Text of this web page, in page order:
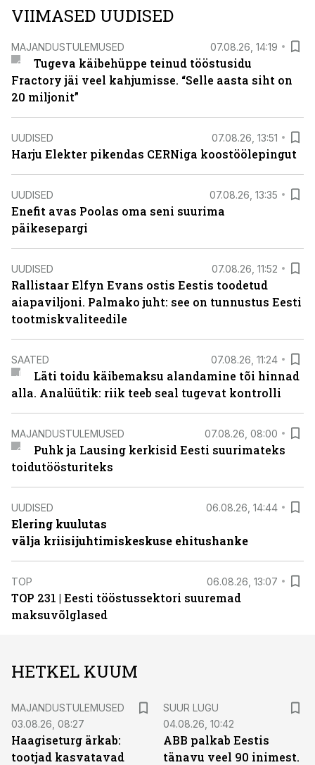
VIIMASED UUDISED
MAJANDUSTULEMUSED 07.08.26, 14:19
Tugeva käibehüppe teinud tööstusidu
Fractory jäi veel kahjumisse. “Selle aasta siht on
20 miljonit”
UUDISED 07.08.26, 13:51
Harju Elekter pikendas CERNiga koostöölepingut
UUDISED 07.08.26, 13:35
Enefit avas Poolas oma seni suurima
päikesepargi
UUDISED 07.08.26, 11:52
Rallistaar Elfyn Evans ostis Eestis toodetud
aiapaviljoni. Palmako juht: see on tunnustus Eesti
tootmiskvaliteedile
SAATED 07.08.26, 11:24
Läti toidu käibemaksu alandamine tõi hinnad
alla. Analüütik: riik teeb seal tugevat kontrolli
MAJANDUSTULEMUSED 07.08.26, 08:00
Puhk ja Lausing kerkisid Eesti suurimateks
toidutöösturiteks
UUDISED 06.08.26, 14:44
Elering kuulutas
välja kriisijuhtimiskeskuse ehitushanke
TOP 06.08.26, 13:07
TOP 231 | Eesti tööstussektori suuremad
maksuvõlglased
HETKEL KUUM
MAJANDUSTULEMUSED
03.08.26, 08:27
Haagiseturg ärkab:
tootjad kasvatavad
SUUR LUGU
04.08.26, 10:42
ABB palkab Eestis
tänavu veel 90 inimest.